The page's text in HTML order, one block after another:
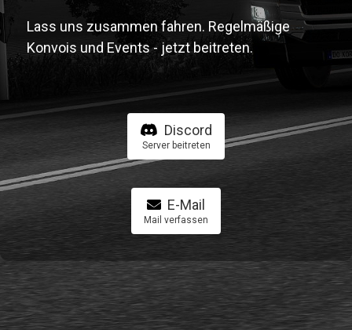
Lass uns zusammen fahren. Regelmäßige
Konvois und Events - jetzt beitreten.
Discord
Server beitreten
E-Mail
Mail verfassen